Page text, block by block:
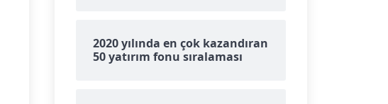
2020 yılında en çok kazandıran
50 yatırım fonu sıralaması